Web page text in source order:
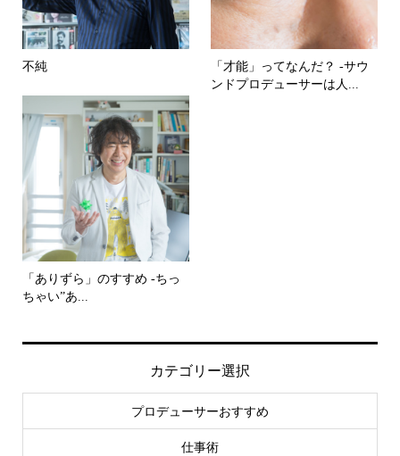
不純
「才能」ってなんだ？ -サウ
ンドプロデューサーは人...
「ありずら」のすすめ -ちっ
ちゃい”あ...
カテゴリー選択
プロデューサーおすすめ
仕事術